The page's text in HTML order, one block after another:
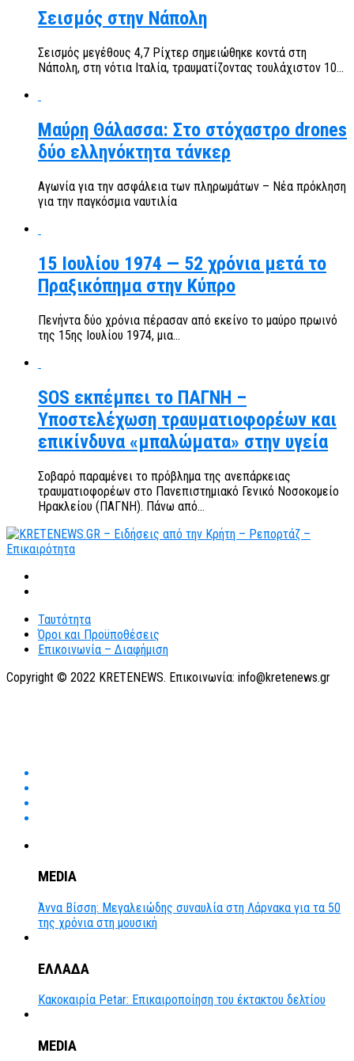
Σεισμός στην Νάπολη
Σεισμός μεγέθους 4,7 Ρίχτερ σημειώθηκε κοντά στη
Νάπολη, στη νότια Ιταλία, τραυματίζοντας τουλάχιστον 10...
Μαύρη Θάλασσα: Στο στόχαστρο drones
δύο ελληνόκτητα τάνκερ
Αγωνία για την ασφάλεια των πληρωμάτων – Νέα πρόκληση
για την παγκόσμια ναυτιλία
15 Ιουλίου 1974 — 52 χρόνια μετά το
Πραξικόπημα στην Κύπρο
Πενήντα δύο χρόνια πέρασαν από εκείνο το μαύρο πρωινό
της 15ης Ιουλίου 1974, μια...
SOS εκπέμπει το ΠΑΓΝΗ –
Υποστελέχωση τραυματιοφορέων και
επικίνδυνα «μπαλώματα» στην υγεία
Σοβαρό παραμένει το πρόβλημα της ανεπάρκειας
τραυματιοφορέων στο Πανεπιστημιακό Γενικό Νοσοκομείο
Ηρακλείου (ΠΑΓΝΗ). Πάνω από...
Ταυτότητα
Όροι και Προϋποθέσεις
Επικοινωνία – Διαφήμιση
Copyright © 2022 KRETENEWS. Επικοινωνία: info@kretenews.gr
MEDIA
Άννα Βίσση: Μεγαλειώδης συναυλία στη Λάρνακα για τα 50
της χρόνια στη μουσική
ΕΛΛΑΔΑ
Κακοκαιρία Petar: Επικαιροποίηση του έκτακτου δελτίου
MEDIA